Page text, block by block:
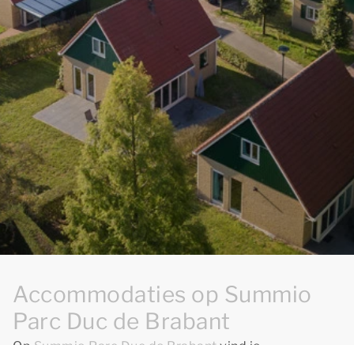
Accommodaties op Summio
Parc Duc de Brabant